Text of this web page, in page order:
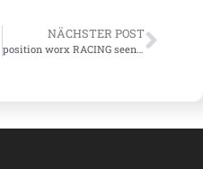
NÄCHSTER POST
position worx RACING seen by bigblogg